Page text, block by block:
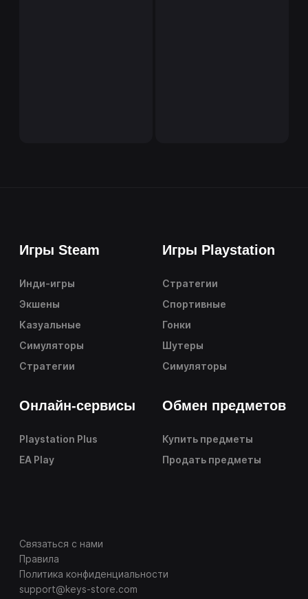
Игры Steam
Инди-игры
Экшены
Казуальные
Симуляторы
Стратегии
Игры Playstation
Стратегии
Спортивные
Гонки
Шутеры
Симуляторы
Онлайн-сервисы
Playstation Plus
EA Play
Обмен предметов
Купить предметы
Продать предметы
Связаться с нами
Правила
Политика конфиденциальности
support@keys-store.com